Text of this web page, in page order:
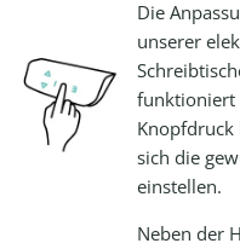
Die
unserer
funktioniert
Knopfdruck
sich die
einstellen.
Neben der